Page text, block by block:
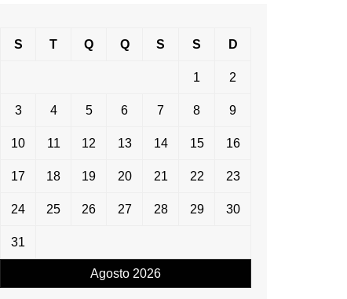
Agosto 2026
S T Q Q S S D
1 2
3 4 5 6 7 8 9
10 11 12 13 14 15 16
17 18 19 20 21 22 23
24 25 26 27 28 29 30
31